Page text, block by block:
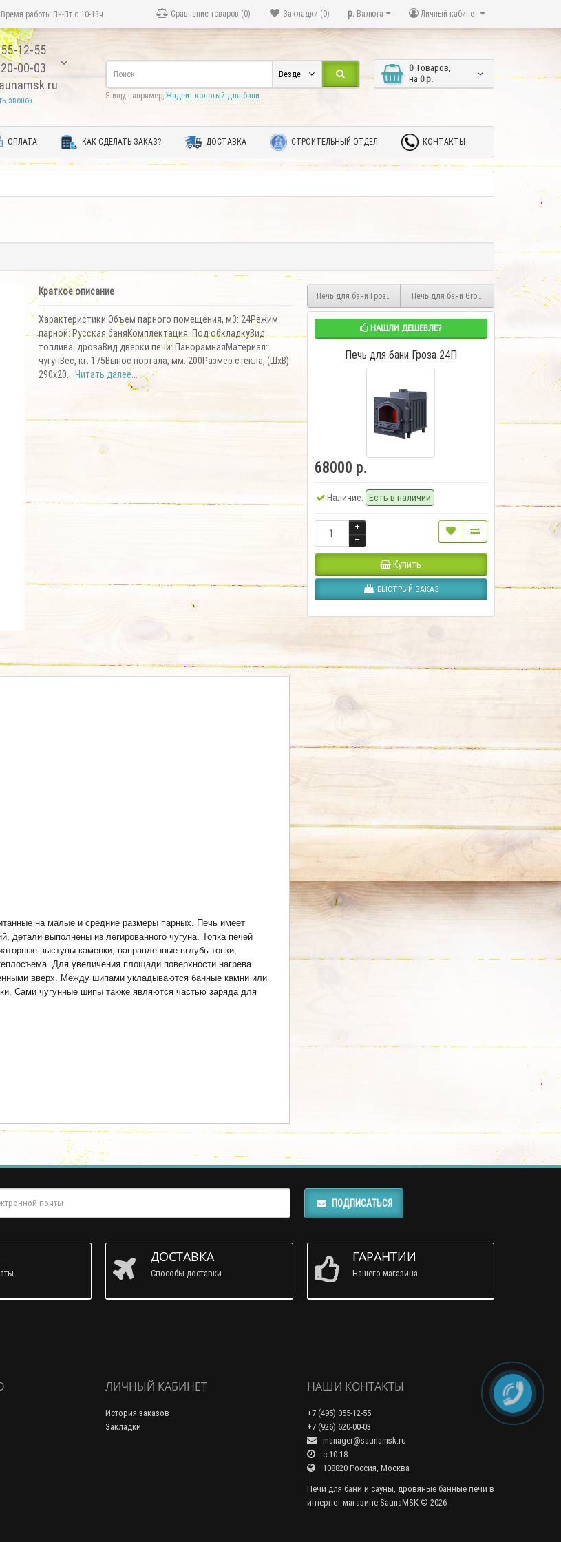
Время работы Пн-Пт с 10-18ч. Личный кабинет
р. Валюта
Закладки (0)
Сравнение товаров (0)
12-55
00-03
звонок
0 Tоваров,
на 0 р.
Везде
Я ищу, например, Жадеит колотый для бани
ОПЛАТА КАК СДЕЛАТЬ ЗАКАЗ? ДОСТАВКА СТРОИТЕЛЬНЫЙ ОТДЕЛ КОНТАКТЫ
Краткое описание
Характеристики:Объем парного помещения, м3: 24Режим
парной: Русская баняКомплектация: Под обкладкуВид
топлива: дроваВид дверки печи: ПанорамнаяМатериал:
чугунВес, кг: 175Вынос портала, мм: 200Размер стекла, (ШхВ):
290х20... Читать далее...
Печь для бани Гроза 24М Печь для бани Grom 30 П2
НАШЛИ ДЕШЕВЛЕ?
Печь для бани Гроза 24П
68000 р.
Наличие: Есть в наличии
Купить
БЫСТРЫЙ ЗАКАЗ
на малые и средние размеры парных. Печь имеет
детали выполнены из легированного чугуна. Топка печей
выступы каменки, направленные вглубь топки,
Для увеличения площади поверхности нагрева
вверх. Между шипами укладываются банные камни или
Сами чугунные шипы также являются частью заряда для
ПОДПИСАТЬСЯ
ДОСТАВКА
Способы доставки
ГАРАНТИИ
Нашего магазина
ЛИЧНЫЙ КАБИНЕТ
История заказов
Закладки
НАШИ КОНТАКТЫ
+7 (495) 055-12-55
+7 (926) 620-00-03
manager@saunamsk.ru
c 10-18
108820 Россия, Москва
Печи для бани и сауны, дровяные банные печи в
интернет-магазине SaunaMSK © 2026